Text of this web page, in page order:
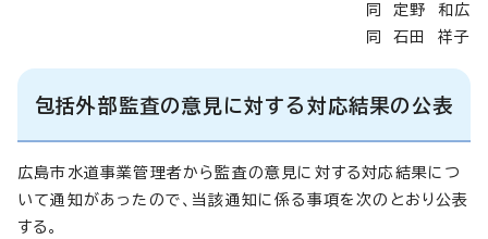
同 定野 和広
同 石田 祥子
包括外部監査の意見に対する対応結果の公表
広島市水道事業管理者から監査の意見に対する対応結果につ
いて通知があったので、当該通知に係る事項を次のとおり公表
する。